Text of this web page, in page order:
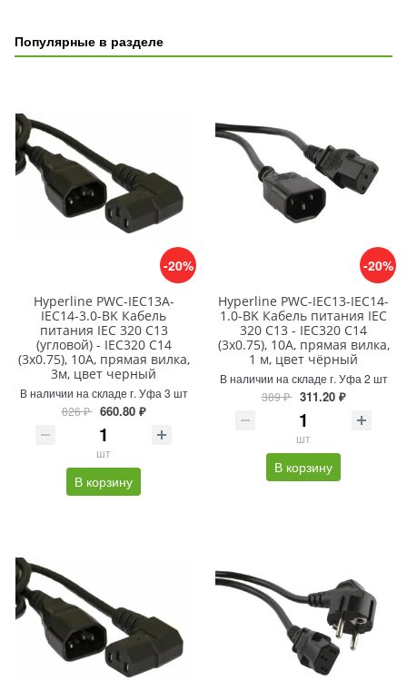
Популярные в разделе
-20%
Hyperline PWC-IEC13A-
IEC14-3.0-BK Кабель
питания IEC 320 C13
(угловой) - IEC320 C14
(3x0.75), 10A, прямая вилка,
3м, цвет черный
В наличии на складе г. Уфа 3 шт
826 ₽ 660.80 ₽
шт
В корзину
-20%
Hyperline PWC-IEC13-IEC14-
1.0-BK Кабель питания IEC
320 C13 - IEC320 C14
(3x0.75), 10A, прямая вилка,
1 м, цвет чёрный
В наличии на складе г. Уфа 2 шт
389 ₽ 311.20 ₽
шт
В корзину